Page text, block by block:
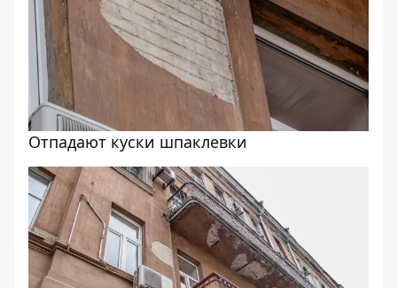
Отпадают куски шпаклевки